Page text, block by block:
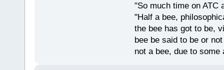
"So much time on ATC
"Half a bee,
the bee has got to be,
bee be said to be or
not a bee, due to some